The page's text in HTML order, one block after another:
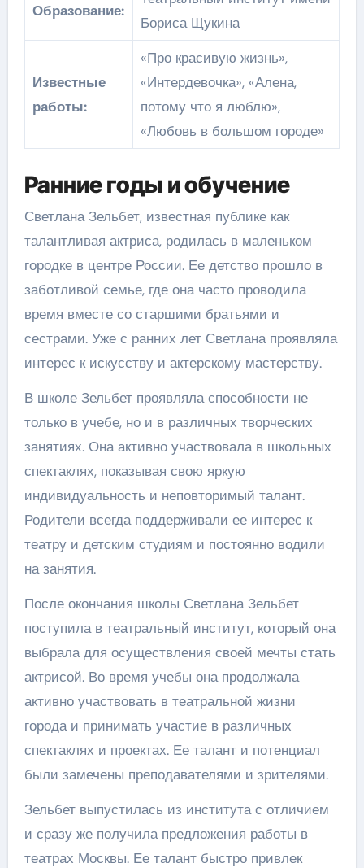
Образование:
Бориса Щукина
Известные
работы:
«Про красивую жизнь»,
«Интердевочка», «Алена,
потому что я люблю»,
«Любовь в большом городе»
Ранние годы и обучение
Светлана Зельбет, известная публике как
талантливая актриса, родилась в маленьком
городке в центре России. Ее детство прошло в
заботливой семье, где она часто проводила
время вместе со старшими братьями и
сестрами. Уже с ранних лет Светлана проявляла
интерес к искусству и актерскому мастерству.
В школе Зельбет проявляла способности не
только в учебе, но и в различных творческих
занятиях. Она активно участвовала в школьных
спектаклях, показывая свою яркую
индивидуальность и неповторимый талант.
Родители всегда поддерживали ее интерес к
театру и детским студиям и постоянно водили
на занятия.
После окончания школы Светлана Зельбет
поступила в театральный институт, который она
выбрала для осуществления своей мечты стать
актрисой. Во время учебы она продолжала
активно участвовать в театральной жизни
города и принимать участие в различных
спектаклях и проектах. Ее талант и потенциал
были замечены преподавателями и зрителями.
Зельбет выпустилась из института с отличием
и сразу же получила предложения работы в
театрах Москвы. Ее талант быстро привлек